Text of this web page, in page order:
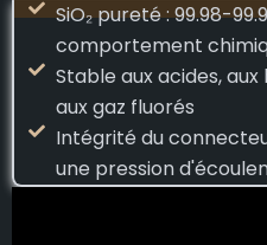
SiO₂ pureté : 99.98-
comportement
Stable aux acides,
aux gaz fluorés
Intégrité du
une pression